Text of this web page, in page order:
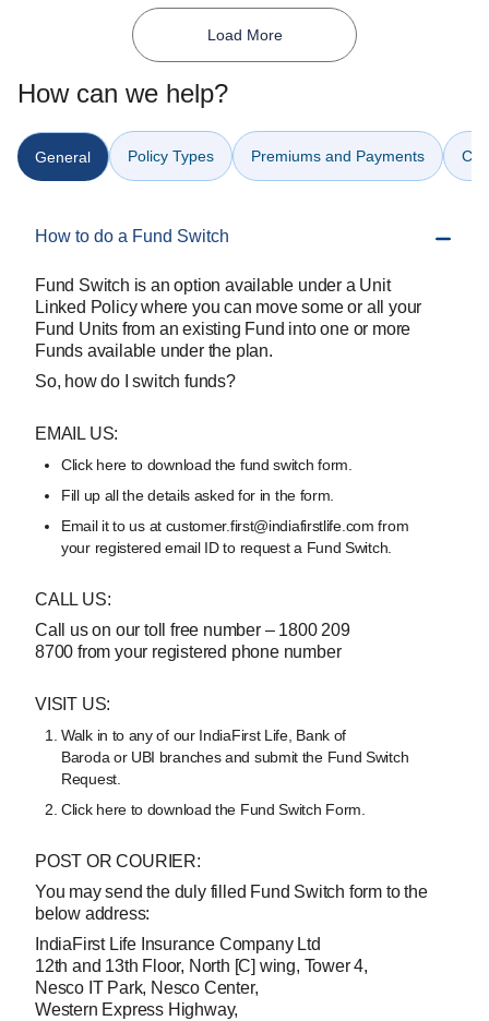
Load More
How can we help?
General Policy Types Premiums and Payments
How to do a Fund Switch
Fund Switch is an option available under a Unit
Linked Policy where you can move some or all your
Fund Units from an existing Fund into one or more
Funds available under the plan.
So, how do I switch funds?
EMAIL US:
Click here to download the fund switch form.
Fill up all the details asked for in the form.
Email it to us at customer.first@indiafirstlife.com from
your registered email ID to request a Fund Switch.
CALL US:
Call us on our toll free number – 1800 209
8700 from your registered phone number
VISIT US:
Walk in to any of our IndiaFirst Life, Bank of
Baroda or UBI branches and submit the Fund Switch
Request.
Click here to download the Fund Switch Form.
POST OR COURIER:
You may send the duly filled Fund Switch form to the
below address:
IndiaFirst Life Insurance Company Ltd
12th and 13th Floor, North [C] wing, Tower 4,
Nesco IT Park, Nesco Center,
Western Express Highway,